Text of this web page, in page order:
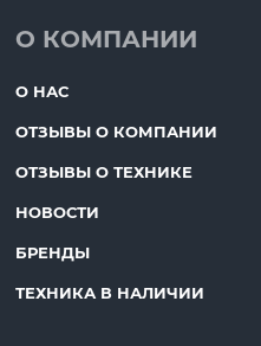
О КОМПАНИИ
О НАС
ОТЗЫВЫ О КОМПАНИИ
ОТЗЫВЫ О ТЕХНИКЕ
НОВОСТИ
БРЕНДЫ
ТЕХНИКА В НАЛИЧИИ